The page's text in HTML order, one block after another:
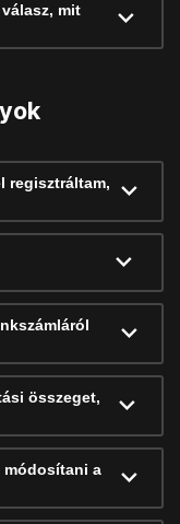
mit
regisztráltam,
összeget,
módosítani a